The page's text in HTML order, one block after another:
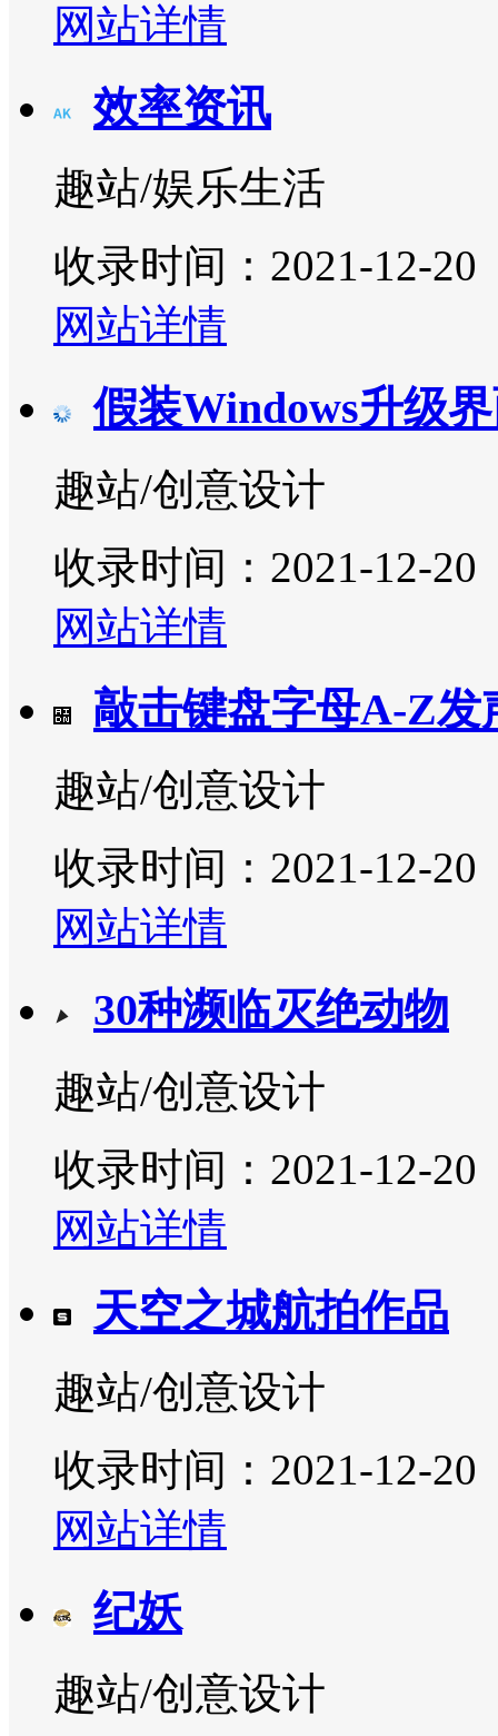
网站详情
效率资讯
趣站/娱乐生活
收录时间：2021-12-20
网站详情
假装Windows升级
趣站/创意设计
收录时间：2021-12-20
网站详情
敲击键盘字母A-Z发
趣站/创意设计
收录时间：2021-12-20
网站详情
30种濒临灭绝动物
趣站/创意设计
收录时间：2021-12-20
网站详情
天空之城航拍作品
趣站/创意设计
收录时间：2021-12-20
网站详情
纪妖
趣站/创意设计